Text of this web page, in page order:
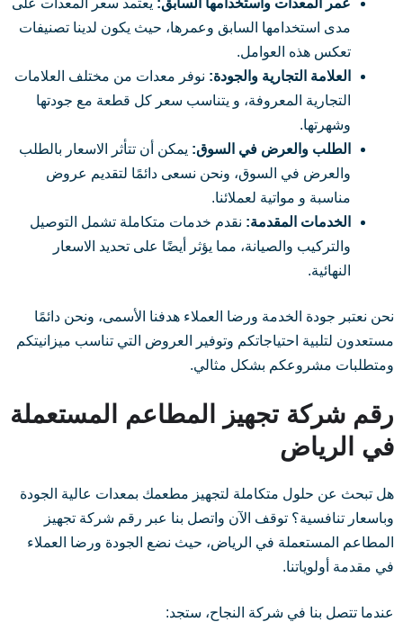
عمر المعدات واستخدامها السابق:يعتمد سعر المعدات على
مدى استخدامها السابق وعمرها، حيث يكون لدينا تصنيفات
تعكس هذه العوامل.
العلامة التجارية والجودة:نوفر معدات من مختلف العلامات
التجارية المعروفة، و يتناسب سعر كل قطعة مع جودتها
وشهرتها.
الطلب والعرض في السوق:يمكن أن تتأثر الاسعار بالطلب
والعرض في السوق، ونحن نسعى دائمًا لتقديم عروض
مناسبة و مواتية لعملائنا.
الخدمات المقدمة:نقدم خدمات متكاملة تشمل التوصيل
والتركيب والصيانة، مما يؤثر أيضًا على تحديد الاسعار
النهائية.
نحن نعتبر جودة الخدمة ورضا العملاء هدفنا الأسمى، ونحن دائمًا
مستعدون لتلبية احتياجاتكم وتوفير العروض التي تناسب ميزانيتكم
ومتطلبات مشروعكم بشكل مثالي.
رقم شركة تجهيز المطاعم المستعملة
في الرياض
هل تبحث عن حلول متكاملة لتجهيز مطعمك بمعدات عالية الجودة
وباسعار تنافسية؟ توقف الآن واتصل بنا عبر رقم شركة تجهيز
المطاعم المستعملة في الرياض، حيث نضع الجودة ورضا العملاء
في مقدمة أولوياتنا.
عندما تتصل بنا في شركة النجاح، ستجد: